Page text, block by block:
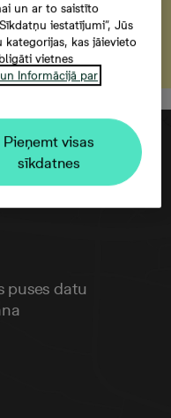
puses datu
un ar to saistīto
iestatījumi”, Jūs
kas jāievieto
vietnes
Informācijā par
Pieņemt visas
sīkdatnes